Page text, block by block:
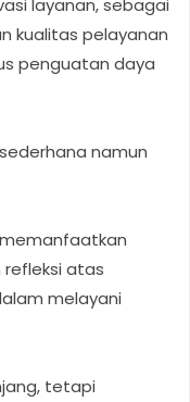
kualitas pelayanan
penguatan daya
namun
atas
melayani
tetapi